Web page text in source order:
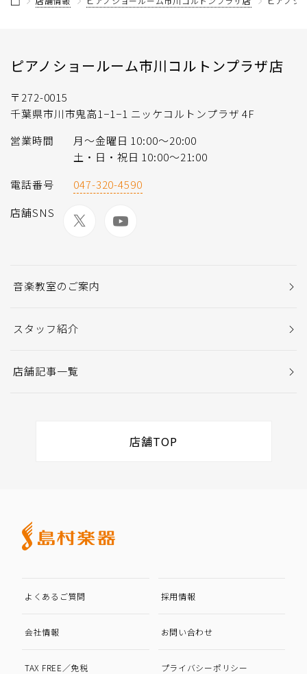
ピアノショールーム市川コルトンプラザ店
〒272-0015
千葉県市川市鬼高1−1−1 ニッケコルトンプラザ 4F
営業時間
月〜金曜日 10:00〜20:00
土・日・祝日 10:00〜21:00
電話番号
047-320-4590
店舗SNS
音楽教室のご案内
スタッフ紹介
店舗記事一覧
店舗TOP
よくあるご質問 採用情報
会社情報 お問い合わせ
TAX FREE／免税 プライバシーポリシー